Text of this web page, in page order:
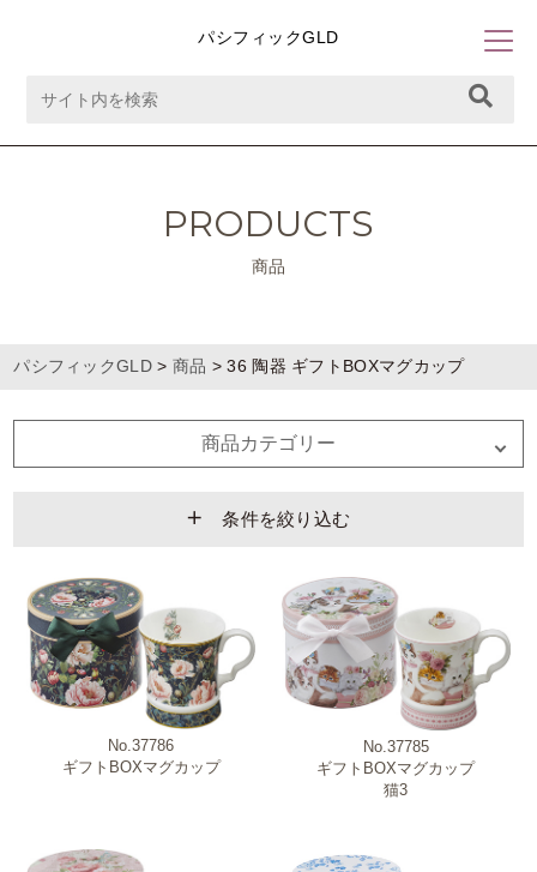
パシフィックGLD
PRODUCTS
商品
パシフィックGLD> 商品 >36 陶器 ギフトBOXマグカップ
商品カテゴリー
条件を絞り込む
ブランド
新商品・売れ筋商品・特価商品
No.37786
ギフトBOXマグカップ
No.37785
ギフトBOXマグカップ
猫3